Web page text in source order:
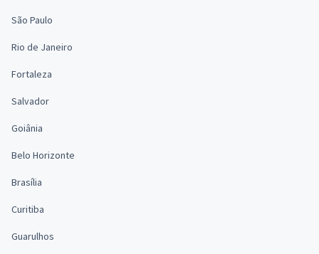
São Paulo
Rio de Janeiro
Fortaleza
Salvador
Goiânia
Belo Horizonte
Brasília
Curitiba
Guarulhos